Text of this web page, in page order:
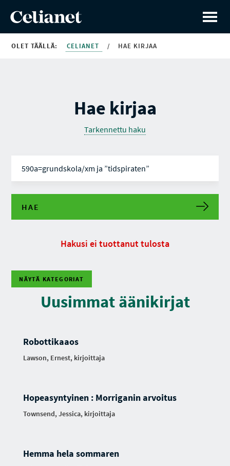
OLET TÄÄLLÄ: CELIANET / HAE KIRJAA
Hae kirjaa
Tarkennettu haku
HAE
Hakusi ei tuottanut tulosta
NÄYTÄ KATEGORIAT
Uusimmat äänikirjat
Robottikaaos
Lawson, Ernest, kirjoittaja
Hopeasyntyinen : Morriganin arvoitus
Townsend, Jessica, kirjoittaja
Hemma hela sommaren